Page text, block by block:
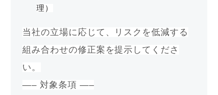
理）
当社の立場に応じて、リスクを低減する
組み合わせの修正案を提示してくださ
い。
—– 対象条項 —–